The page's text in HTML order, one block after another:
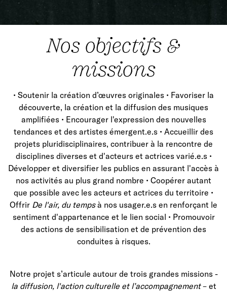
Nos objectifs &
missions
• Soutenir la création d’œuvres originales • Favoriser la
découverte, la création et la diffusion des musiques
amplifiées • Encourager l'expression des nouvelles
tendances et des artistes émergent.e.s • Accueillir des
projets pluridisciplinaires, contribuer à la rencontre de
disciplines diverses et d'acteurs et actrices varié.e.s •
Développer et diversifier les publics en assurant l'accès à
nos activités au plus grand nombre • Coopérer autant
que possible avec les acteurs et actrices du territoire •
Offrir De l'air, du tempsà nos usager.e.s en renforçant le
sentiment d'appartenance et le lien social • Promouvoir
des actions de sensibilisation et de prévention des
conduites à risques.
Notre projet s’articule autour de trois grandes missions -
la diffusion, l'action culturelle et l’accompagnement– et